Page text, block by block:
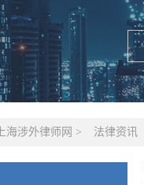
上海涉外律师网 > 法律资讯